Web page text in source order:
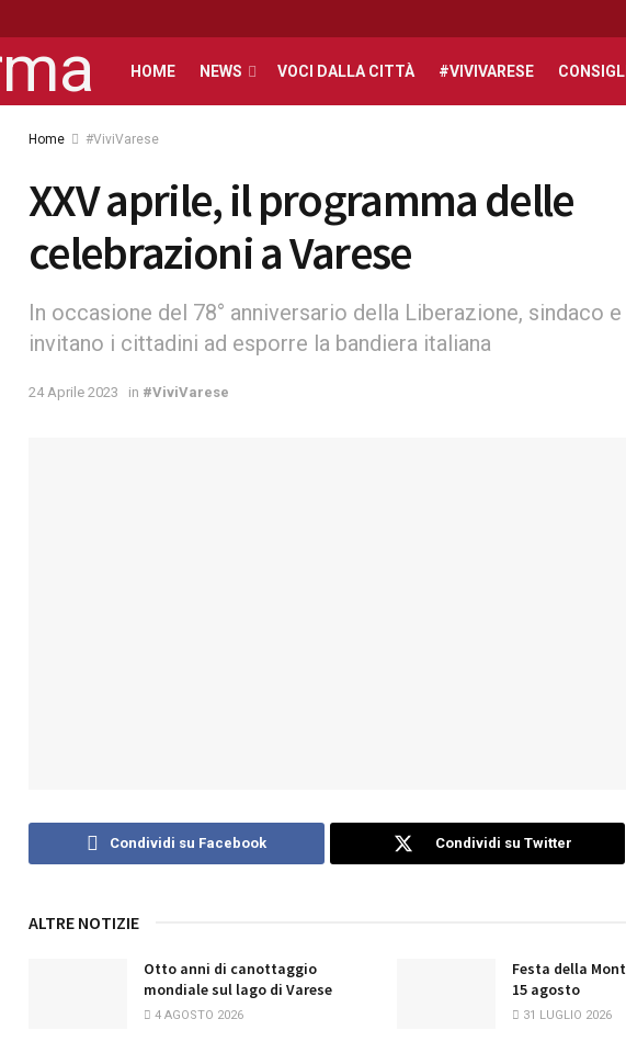
HOME NEWS VOCI DALLA CITTÀ #VIVIVARESE
Home #ViviVarese
XXV aprile, il programma delle
celebrazioni a Varese
In occasione del 78° anniversario della Liberazione, sindaco
invitano i cittadini ad esporre la bandiera italiana
24 Aprile 2023 in #ViviVarese
Condividi su Facebook Condividi su Twitter
ALTRE NOTIZIE
Otto anni di canottaggio
mondiale sul lago di Varese
4 AGOSTO 2026
Festa della
15 agosto
31 LUGLIO 2026